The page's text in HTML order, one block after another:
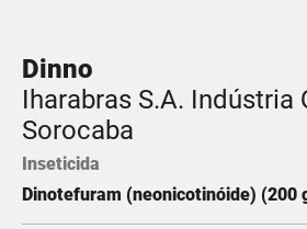
Dinno
Iharabras S.A. Indústria
Sorocaba
Inseticida
Dinotefuram (neonicotinóide) (200